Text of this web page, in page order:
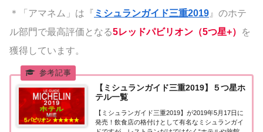
＊「アマネム」は『 ミシュランガイド三重2019 』のホテ
ル部門で最高評価となる5レッドパビリオン（5つ星+）
を
獲得しています。
【ミシュランガイド三重2019】５つ星ホ
テル一覧
【ミシュランガイド三重2019】が2019年5月17日に
発売！飲食店の格付けとして有名なミシュランガイ